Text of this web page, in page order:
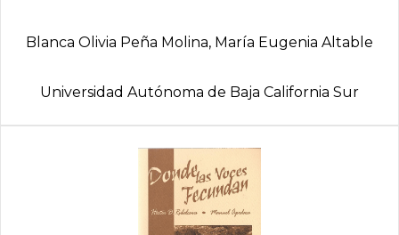
Blanca Olivia Peña Molina, Marí­a Eugenia Altable
Universidad Autónoma de Baja California Sur